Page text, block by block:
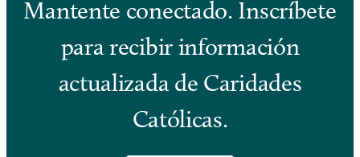
Mantente conectado. Inscríbete
para recibir información
actualizada de Caridades
Católicas.